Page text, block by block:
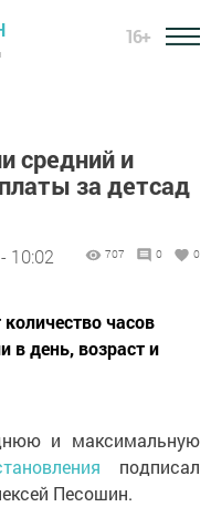
16+
средний и
за детсад
10:02 707 0 0
часов
в день, возраст и
и максимальную
подписал
Песошин.